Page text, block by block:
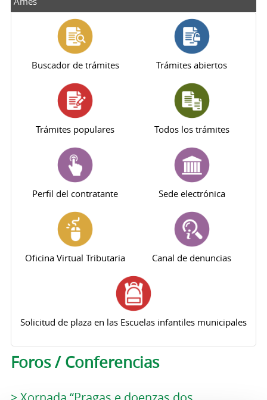
Buscador de trámites Trámites abiertos
Trámites populares Todos los trámites
Perfil del contratante Sede electrónica
Oficina Virtual Tributaria Canal de denuncias
Solicitud de plaza en las Escuelas infantiles municipales
Foros / Conferencias